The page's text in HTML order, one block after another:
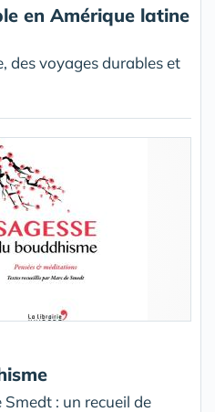
en Amérique latine
des voyages durables et
: un recueil de